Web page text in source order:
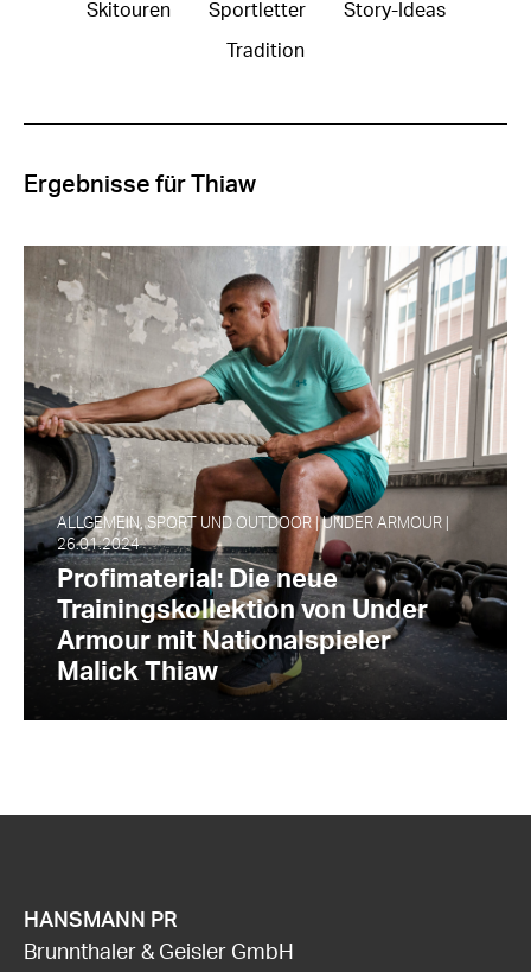
Skitouren Sportletter Story-Ideas
Tradition
Ergebnisse für Thiaw
ALLGEMEIN, SPORT UND OUTDOOR | UNDER ARMOUR |
26.01.2024
Profimaterial: Die neue
Trainingskollektion von Under
Armour mit Nationalspieler
Malick Thiaw
HANSMANN PR
Brunnthaler & Geisler GmbH